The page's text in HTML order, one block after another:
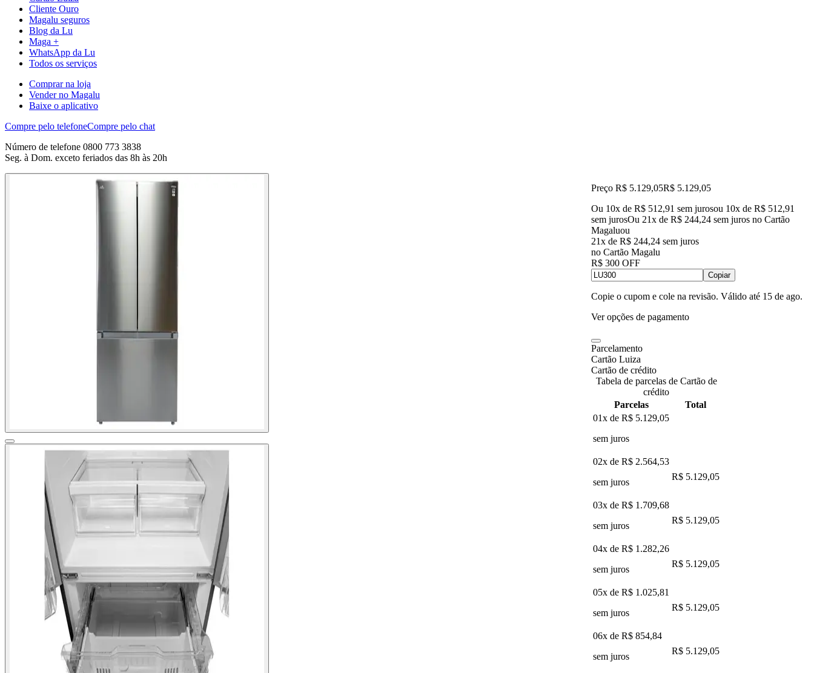
Cliente Ouro
Magalu seguros
Blog da Lu
Maga +
WhatsApp da Lu
Todos os serviços
Comprar na loja
Vender no Magalu
Baixe o aplicativo
Compre pelo telefoneCompre pelo chat
Número de telefone 0800 773 3838
Seg. à Dom. exceto feriados das 8h às 20h
Preço R$ 5.129,05R$ 5.129,05
Ou 10x de R$ 512,91 sem jurosou 10x de R$ 512,91
sem jurosOu 21x de R$ 244,24 sem juros no Cartão
Magaluou
21x de R$ 244,24 sem juros
no Cartão Magalu
R$ 300 OFF
Copiar
Copie o cupom e cole na revisão. Válido até 15 de ago.
Ver opções de pagamento
Parcelamento
Cartão Luiza
Cartão de crédito
Tabela de parcelas de Cartão de
crédito
Parcelas
Total
01x de R$ 5.129,05
sem juros
02x de R$ 2.564,53
sem juros
R$ 5.129,05
03x de R$ 1.709,68
sem juros
R$ 5.129,05
04x de R$ 1.282,26
sem juros
R$ 5.129,05
05x de R$ 1.025,81
sem juros
R$ 5.129,05
06x de R$ 854,84
sem juros
R$ 5.129,05